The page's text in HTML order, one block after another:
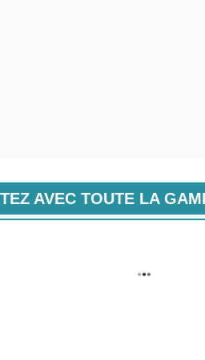
AVEC TOUTE LA